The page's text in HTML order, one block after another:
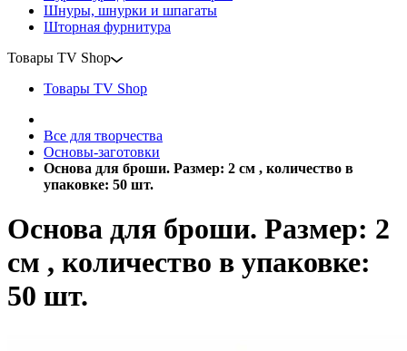
Шнуры, шнурки и шпагаты
Шторная фурнитура
Товары TV Shop
Товары TV Shop
Все для творчества
Основы-заготовки
Основа для броши. Размер: 2 см , количество в
упаковке: 50 шт.
Основа для броши. Размер: 2
см , количество в упаковке:
50 шт.